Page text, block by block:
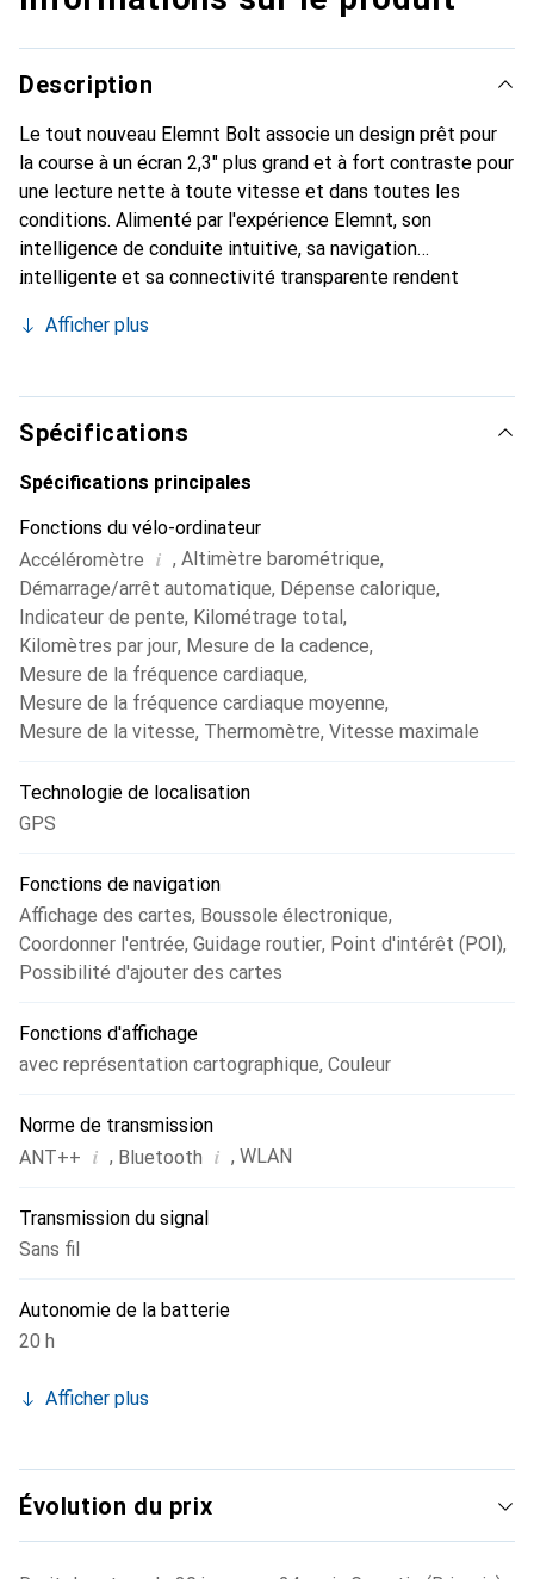
Description
Le tout nouveau Elemnt Bolt associe un design prêt pour
la course à un écran 2,3" plus grand et à fort contraste pour
une lecture nette à toute vitesse et dans toutes les
conditions. Alimenté par l'expérience Elemnt, son
intelligence de conduite intuitive, sa navigation
intelligente et sa connectivité transparente rendent
l'entraînement ou à la recherche de votre prochain record.
Afficher plus
Spécifications
Spécifications principales
Fonctions du vélo-ordinateur
Accéléromètre i , Altimètre barométrique,
Démarrage/arrêt automatique, Dépense calorique,
Indicateur de pente, Kilométrage total,
Kilomètres par jour, Mesure de la cadence,
Mesure de la fréquence cardiaque,
Mesure de la fréquence cardiaque moyenne,
Mesure de la vitesse, Thermomètre, Vitesse maximale
Technologie de localisation
GPS
Fonctions de navigation
Affichage des cartes, Boussole électronique,
Coordonner l'entrée, Guidage routier, Point d'intérêt (POI),
Possibilité d'ajouter des cartes
Fonctions d'affichage
avec représentation cartographique, Couleur
Norme de transmission
ANT++ i , Bluetooth i , WLAN
Transmission du signal
Sans fil
Autonomie de la batterie
20 h
Afficher plus
Évolution du prix